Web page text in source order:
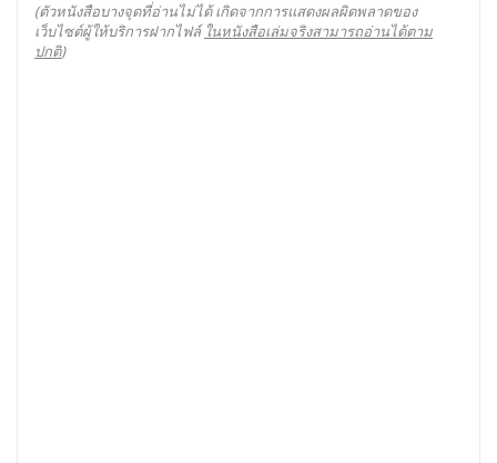
(ตัวหนังสือบางจุดที่อ่านไม่ได้ เกิดจากการแสดงผลผิดพลาดของ
เว็บไซต์ผู้ให้บริการฝากไฟล์ ในหนังสือเล่มจริงสามารถอ่านได้ตาม
ปกติ)